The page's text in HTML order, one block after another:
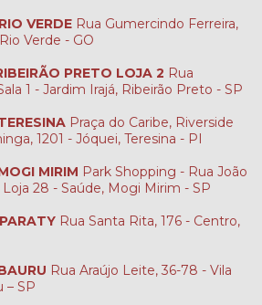
VERDE Rua Gumercindo Ferreira,
Verde - GO
PRETO LOJA 2 Rua
1 - Jardim Irajá, Ribeirão Preto - SP
Praça do Caribe, Riverside
1201 - Jóquei, Teresina - PI
MIRIM Park Shopping - Rua João
28 - Saúde, Mogi Mirim - SP
Rua Santa Rita, 176 - Centro,
Rua Araújo Leite, 36-78 - Vila
– SP